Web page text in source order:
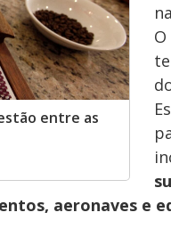
entre as
aeronaves e